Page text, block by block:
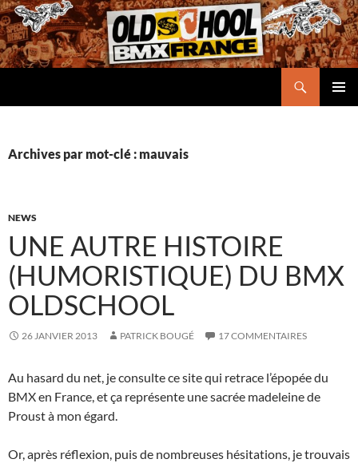
Aller
au
contenu
Archives par mot-clé : mauvais
NEWS
UNE AUTRE HISTOIRE
(HUMORISTIQUE) DU BMX
OLDSCHOOL
26 JANVIER 2013 PATRICK BOUGÉ 17 COMMENTAIRES
Au hasard du net, je consulte ce site qui retrace l’épopée du
BMX en France, et ça représente une sacrée madeleine de
Proust à mon égard.
Or, après réflexion, puis de nombreuses hésitations, je trouvais